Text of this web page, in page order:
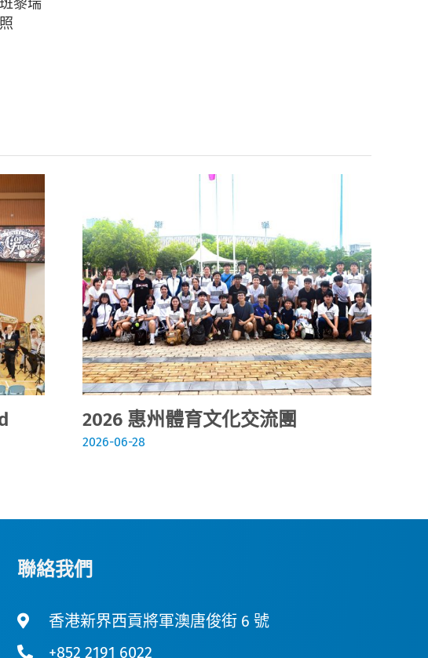
2026 惠州體育文化交流團
2026-06-28
聯絡我們
香港新界西貢將軍澳唐俊街 6 號
+852 2191 6022